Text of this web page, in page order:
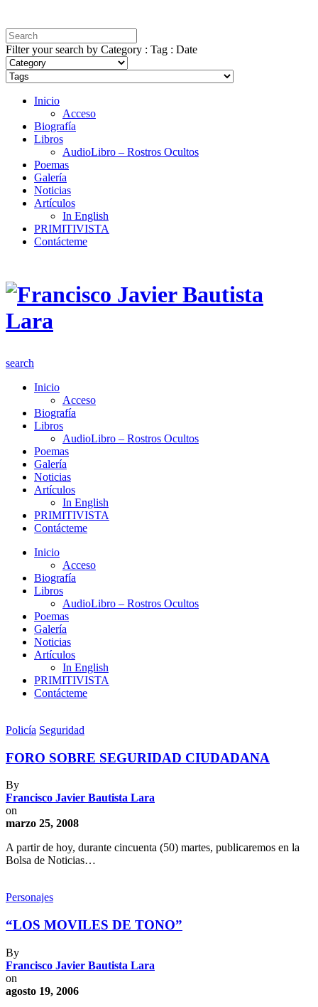
Filter your search by Category : Tag : Date
Inicio
Acceso
Biografía
Libros
AudioLibro – Rostros Ocultos
Poemas
Galería
Noticias
Artículos
In English
PRIMITIVISTA
Contácteme
search
Inicio
Acceso
Biografía
Libros
AudioLibro – Rostros Ocultos
Poemas
Galería
Noticias
Artículos
In English
PRIMITIVISTA
Contácteme
Inicio
Acceso
Biografía
Libros
AudioLibro – Rostros Ocultos
Poemas
Galería
Noticias
Artículos
In English
PRIMITIVISTA
Contácteme
Policía Seguridad
FORO SOBRE SEGURIDAD CIUDADANA
By
Francisco Javier Bautista Lara
on
marzo 25, 2008
A partir de hoy, durante cincuenta (50) martes, publicaremos en la
Bolsa de Noticias…
Personajes
“LOS MOVILES DE TONO”
By
Francisco Javier Bautista Lara
on
agosto 19, 2006